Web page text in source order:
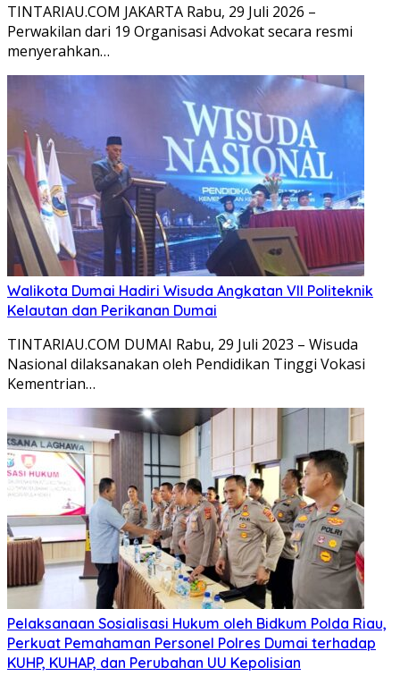
TINTARIAU.COM JAKARTA Rabu, 29 Juli 2026 –
Perwakilan dari 19 Organisasi Advokat secara resmi
menyerahkan…
Walikota Dumai Hadiri Wisuda Angkatan VII Politeknik
Kelautan dan Perikanan Dumai
TINTARIAU.COM DUMAI Rabu, 29 Juli 2023 – Wisuda
Nasional dilaksanakan oleh Pendidikan Tinggi Vokasi
Kementrian…
Pelaksanaan Sosialisasi Hukum oleh Bidkum Polda Riau,
Perkuat Pemahaman Personel Polres Dumai terhadap
KUHP, KUHAP, dan Perubahan UU Kepolisian